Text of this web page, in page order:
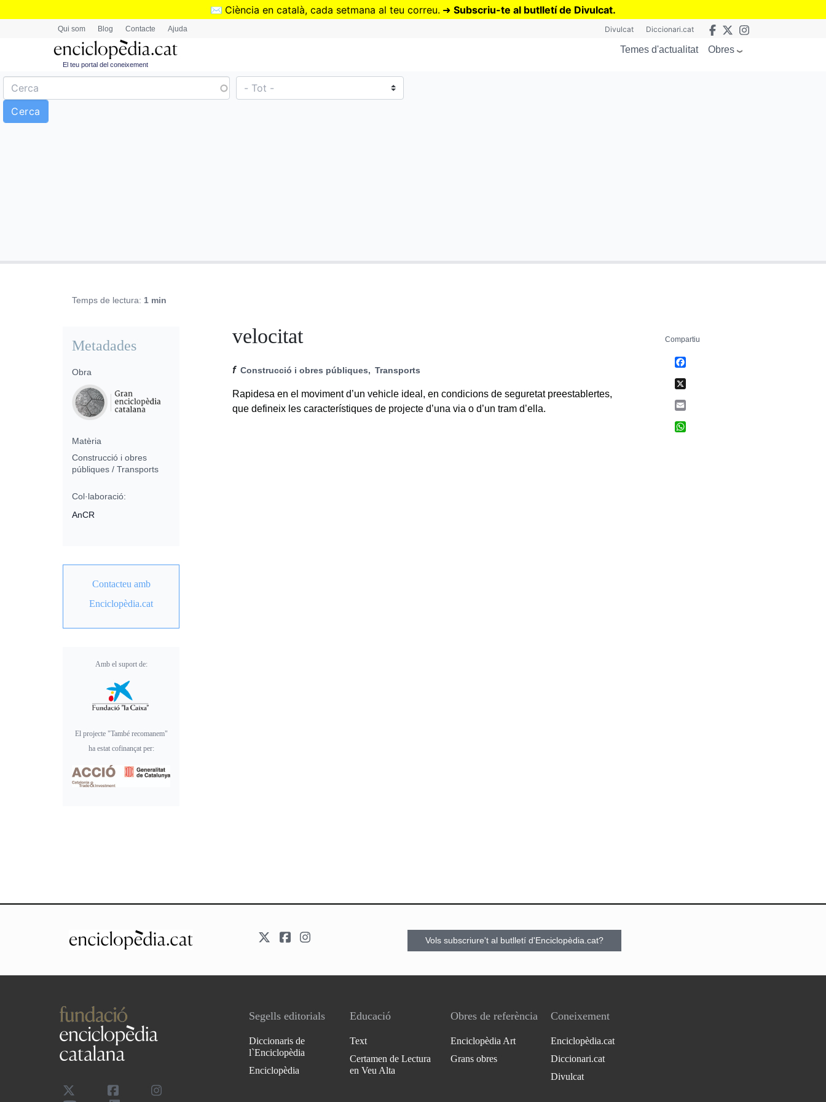
Vés
✉️ Ciència en català, cada setmana al teu correu. ➜ Subscriu-te al butlletí de Divulcat.
Qui som Blog Contacte Ajuda Divulcat Diccionari.cat
El teu portal del coneixement
Temes d'actualitat Obres
Temps de lectura: 1 min
velocitat
f Construcció i obres públiques Transports
Rapidesa en el moviment d’un vehicle ideal, en condicions de seguretat preestablertes,
que defineix les característiques de projecte d’una via o d’un tram d’ella.
Metadades
Obra
Matèria
Construcció i obres
públiques / Transports
Col·laboració:
AnCR
Contacteu amb
Enciclopèdia.cat
Amb el suport de:
El projecte "També recomanem"
ha estat cofinançat per:
Compartiu
Vols subscriure't al butlletí d'Enciclopèdia.cat?
Segells editorials
Diccionaris de
l`Enciclopèdia
Enciclopèdia
Educació
Text
Certamen de Lectura
en Veu Alta
Obres de referència
Enciclopèdia Art
Grans obres
Coneixement
Enciclopèdia.cat
Diccionari.cat
Divulcat